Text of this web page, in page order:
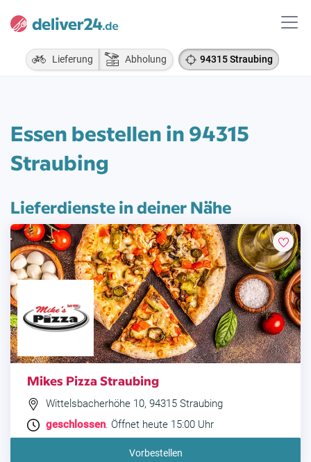
Lieferung Abholung 94315 Straubing
Essen bestellen in 94315
Straubing
Lieferdienste in deiner Nähe
Mikes Pizza Straubing
Wittelsbacherhöhe 10, 94315 Straubing
geschlossen. Öffnet heute 15:00 Uhr
Vorbestellen